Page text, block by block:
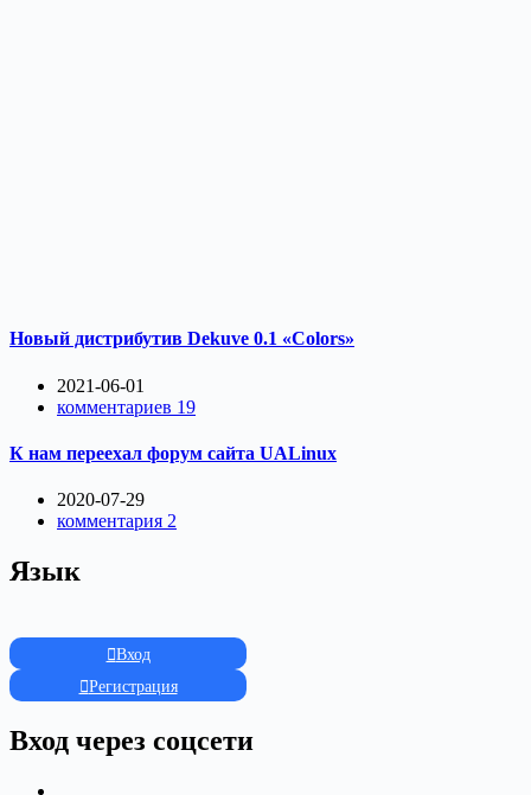
Новый дистрибутив Dekuve 0.1 «Colors»
2021-06-01
комментариев 19
К нам переехал форум сайта UALinux
2020-07-29
комментария 2
Язык
Вход
Регистрация
Вход через соцсети